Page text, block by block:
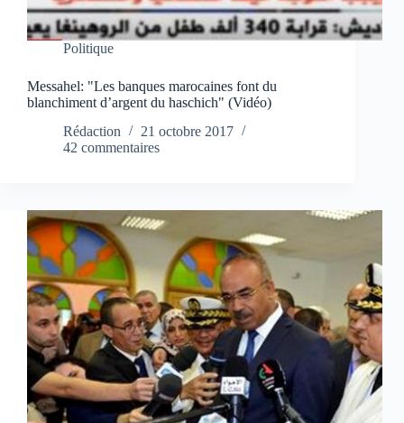
Politique
Messahel: "Les banques marocaines font du
blanchiment d’argent du haschich" (Vidéo)
Rédaction
21 octobre 2017
42 commentaires